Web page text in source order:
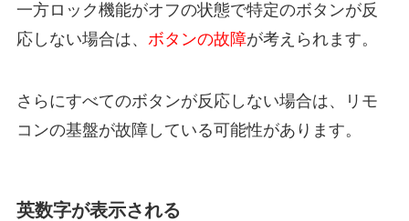
一方ロック機能がオフの状態で特定のボタンが反
応しない場合は、 ボタンの故障が考えられます。
さらにすべてのボタンが反応しない場合は、リモ
コンの基盤が故障している可能性があります。
英数字が表示される